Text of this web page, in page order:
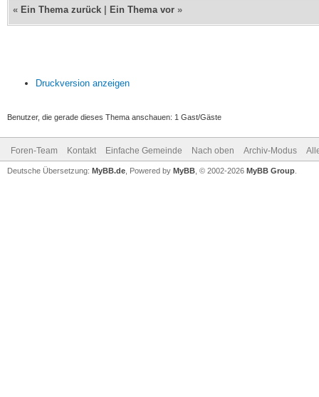
« Ein Thema zurück | Ein Thema vor »
Druckversion anzeigen
Benutzer, die gerade dieses Thema anschauen: 1 Gast/Gäste
Foren-Team Kontakt Einfache Gemeinde Nach oben Archiv-Modus
Deutsche Übersetzung: MyBB.de , Powered by MyBB , © 2002-2026 MyBB Group